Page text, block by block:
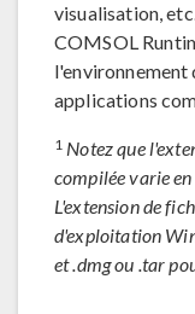
visualisation,
COMSOL
l'environnement
applications
1 Notez que
compilée varie
L'extension de
d'exploitation
et .dmg ou .tar